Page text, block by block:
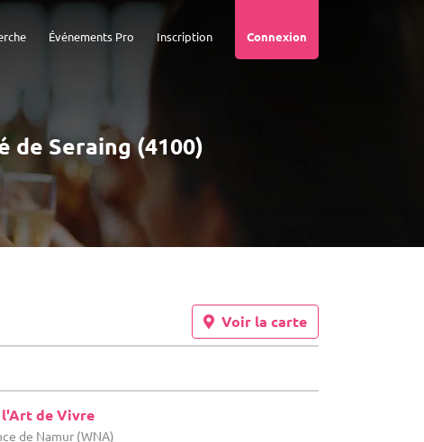
Connexion
Inscription
Événements Pro
de Seraing (4100)
Voir la carte
l'Art de Vivre
de Namur (WNA)